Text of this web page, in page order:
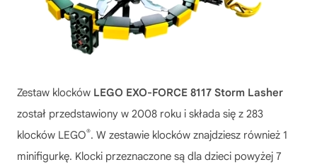
Zestaw klocków LEGO EXO-FORCE 8117 Storm Lasher
został przedstawiony w 2008 roku i składa się z 283
klocków LEGO®. W zestawie klocków znajdziesz również 1
minifigurkę. Klocki przeznaczone są dla dzieci powyżej 7